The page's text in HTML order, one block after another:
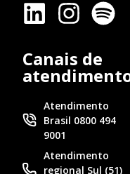
Canais de
Atendimento
Brasil 0800 494
9001
Atendimento
regional Sul (51)